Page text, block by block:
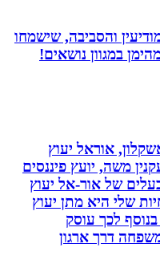
והסביבה, שישמחו
נושאים!
אוראל יעוץ
יועץ פיננסים
של אור-אל יעוץ
היא מתן יעוץ
לכך עוסק
דרך ארגון